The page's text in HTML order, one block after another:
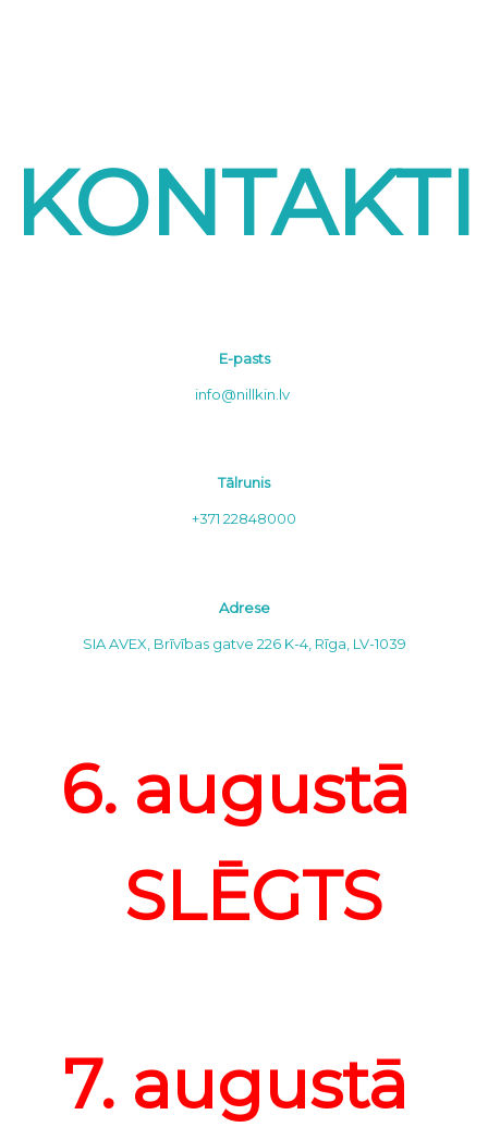
KONTAKTI
E-pasts
info@nillkin.lv
Tālrunis
+371 22848000
Adrese
SIA AVEX, Brīvības gatve 226 K-4, Rīga, LV-1039
6. augustā
SLĒGTS
7. augustā